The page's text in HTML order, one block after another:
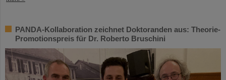
PANDA-Kollaboration zeichnet Doktoranden aus: Theorie-
Promotionspreis für Dr. Roberto Bruschini